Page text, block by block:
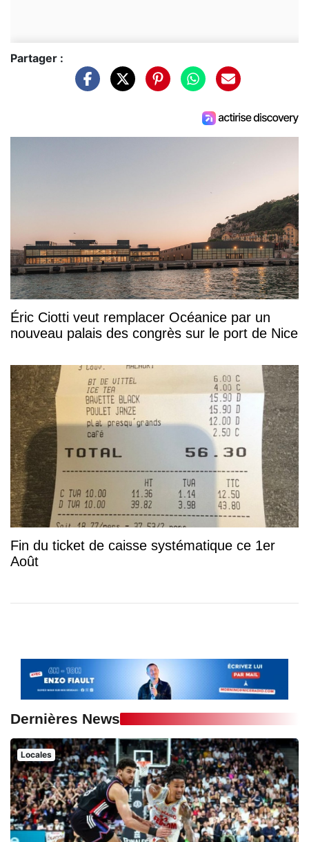
Partager :
Éric Ciotti veut remplacer Océanice par un
nouveau palais des congrès sur le port de Nice
Fin du ticket de caisse systématique ce 1er
Août
Dernières News
Locales